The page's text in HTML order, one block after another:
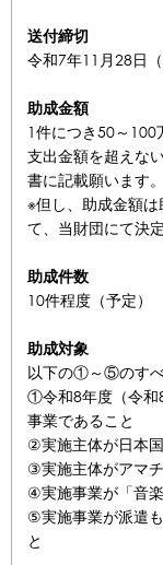
送付締切
令和7年11月28日
助成金額
1件につき50～100
支出金額を超えな
書に記載願います。
※但し、助成金額
て、当財団にて決定
助成件数
10件程度（予定）
助成対象
以下の①～⑤のす
①令和8年度（令和
事業であること
②実施主体が日本
③実施主体がアマ
④実施事業が「音
⑤実施事業が派遣
と